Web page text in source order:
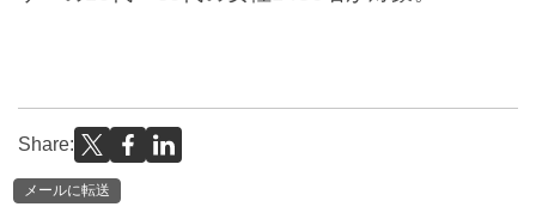
Share:
メールに転送